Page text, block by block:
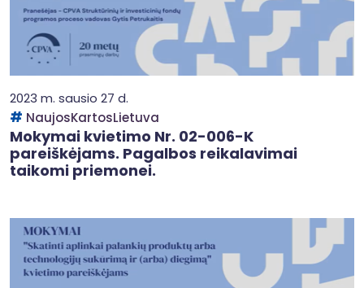
2023 m. sausio 27 d.
NaujosKartosLietuva
Mokymai kvietimo Nr. 02-006-K
pareiškėjams. Pagalbos reikalavimai
taikomi priemonei.